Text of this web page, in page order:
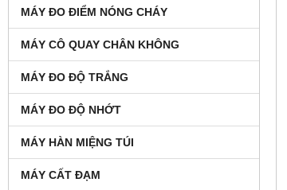
MÁY ĐO ĐIỂM NÓNG CHÁY
MÁY CÔ QUAY CHÂN KHÔNG
MÁY ĐO ĐỘ TRẮNG
MÁY ĐO ĐỘ NHỚT
MÁY HÀN MIỆNG TÚI
MÁY CẤT ĐẠM